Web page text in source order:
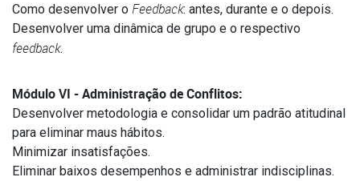
Como desenvolver o Feedback: antes, durante e o depois.
Desenvolver uma dinâmica de grupo e o respectivo
feedback.
Módulo VI - Administração de Conflitos:
Desenvolver metodologia e consolidar um padrão atitudinal
para eliminar maus hábitos.
Minimizar insatisfações.
Eliminar baixos desempenhos e administrar indisciplinas.